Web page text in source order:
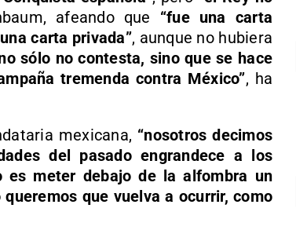
afeando que “fue una carta
carta privada”, aunque no hubiera
sólo no contesta, sino que se hace
tremenda contra México”, ha
mexicana, “nosotros decimos
del pasado engrandece a los
es meter debajo de la alfombra un
que vuelva a ocurrir, como